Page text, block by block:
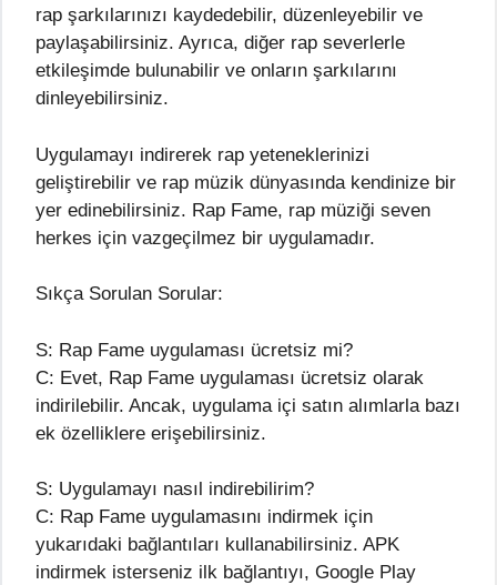
rap şarkılarınızı kaydedebilir, düzenleyebilir ve
paylaşabilirsiniz. Ayrıca, diğer rap severlerle
etkileşimde bulunabilir ve onların şarkılarını
dinleyebilirsiniz.
Uygulamayı indirerek rap yeteneklerinizi
geliştirebilir ve rap müzik dünyasında kendinize bir
yer edinebilirsiniz. Rap Fame, rap müziği seven
herkes için vazgeçilmez bir uygulamadır.
Sıkça Sorulan Sorular:
S: Rap Fame uygulaması ücretsiz mi?
C: Evet, Rap Fame uygulaması ücretsiz olarak
indirilebilir. Ancak, uygulama içi satın alımlarla bazı
ek özelliklere erişebilirsiniz.
S: Uygulamayı nasıl indirebilirim?
C: Rap Fame uygulamasını indirmek için
yukarıdaki bağlantıları kullanabilirsiniz. APK
indirmek isterseniz ilk bağlantıyı, Google Play